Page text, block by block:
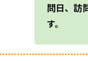
問日、訪
す。